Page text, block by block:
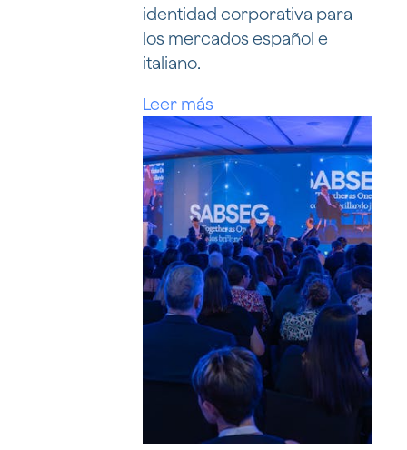
identidad corporativa para
los mercados español e
italiano.
Leer más